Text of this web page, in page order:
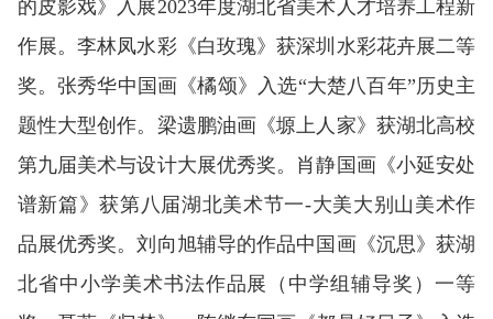
的皮影戏》入展2023年度湖北省美术人才培养工程新
作展。李林凤水彩《白玫瑰》获深圳水彩花卉展二等
奖。张秀华中国画《橘颂》入选“大楚八百年”历史主
题性大型创作。梁遗鹏油画《塬上人家》获湖北高校
第九届美术与设计大展优秀奖。肖静国画《小延安处
谱新篇》获第八届湖北美术节一-大美大别山美术作
品展优秀奖。刘向旭辅导的作品中国画《沉思》获湖
北省中小学美术书法作品展（中学组辅导奖）一等